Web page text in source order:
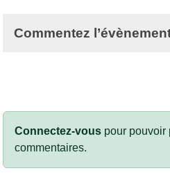
Commentez
Connectez-vous pour pouvoir
commentaires.